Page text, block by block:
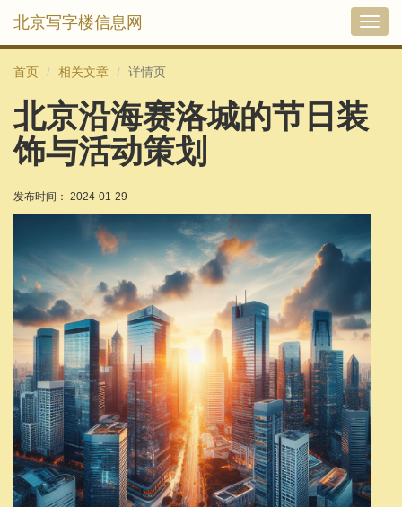
切
北京写字楼信息网
首页 相关文章 详情页
北京沿海赛洛城的节日装
饰与活动策划
发布时间： 2024-01-29